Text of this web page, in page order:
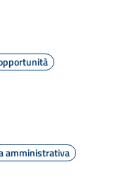
amministrativa